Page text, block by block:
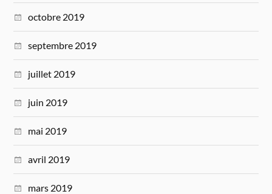
octobre 2019
septembre 2019
juillet 2019
juin 2019
mai 2019
avril 2019
mars 2019